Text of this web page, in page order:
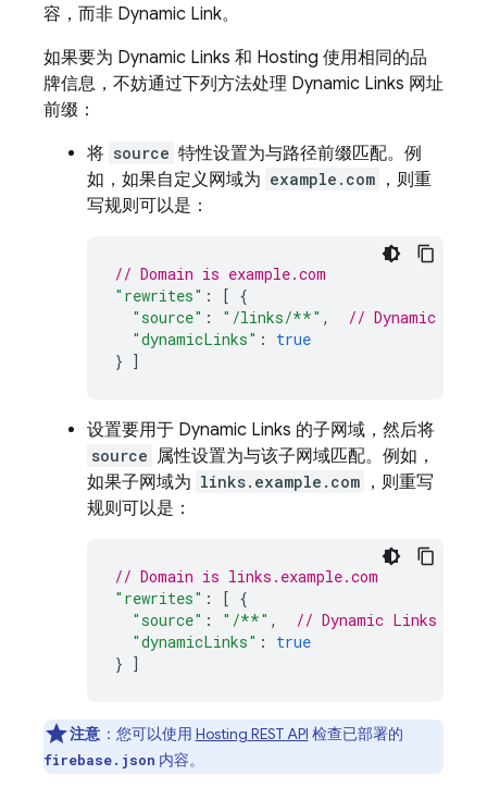
容，而非 Dynamic Link。
如果要为 Dynamic Links 和 Hosting 使用相同的品
牌信息，不妨通过下列方法处理 Dynamic Links 网址
前缀：
将 source 特性设置为与路径前缀匹配。例
如，如果自定义网域为 example.com ，则重
写规则可以是：
// Domain is example.com
"rewrites" : [ {
"source" : "/links/**" , // Dynamic
"dynamicLinks" :
true
} ]
设置要用于 Dynamic Links 的子网域，然后将
source 属性设置为与该子网域匹配。例如，
如果子网域为 links.example.com ，则重写
规则可以是：
// Domain is links.example.com
"rewrites" : [ {
"source" : "/**" , // Dynamic Links
"dynamicLinks" :
true
} ]
注意 ：您可以使用 Hosting REST API 检查已部署的
firebase.json 内容。